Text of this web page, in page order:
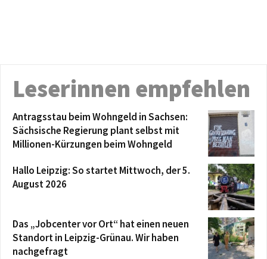
Leserinnen empfehlen
Antragsstau beim Wohngeld in Sachsen:
Sächsische Regierung plant selbst mit
Millionen-Kürzungen beim Wohngeld
Hallo Leipzig: So startet Mittwoch, der 5.
August 2026
Das „Jobcenter vor Ort“ hat einen neuen
Standort in Leipzig-Grünau. Wir haben
nachgefragt